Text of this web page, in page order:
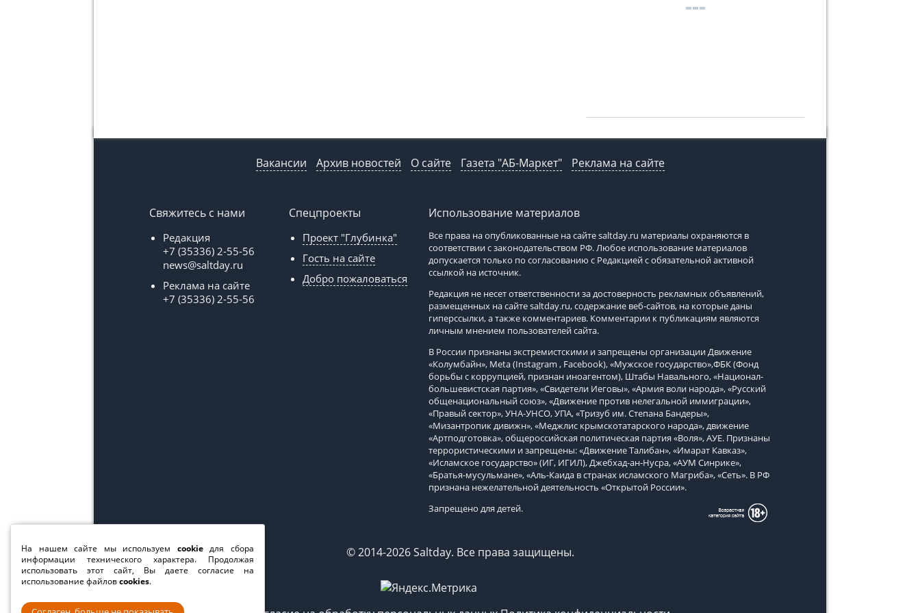
Вакансии Архив новостей О сайте Газета "АБ-Маркет" Реклама на сайте
Свяжитесь с нами
Редакция
+7 (35336) 2-55-56
news@saltday.ru
Реклама на сайте
+7 (35336) 2-55-56
Спецпроекты
Проект "Глубинка"
Гость на сайте
Добро пожаловаться
Использование материалов
Все права на опубликованные на сайтеsaltday.ru материалы охраняются в
соответствии с законодательством РФ. Любое использование материалов
допускается только по согласованию с Редакцией с обязательной активной
ссылкой на источник.
Редакция не несет ответственности за достоверность рекламных объявлений,
размещенных на сайтеsaltday.ru, содержание веб-сайтов, на которые даны
гиперссылки, а также комментариев. Комментарии к публикациям являются
личным мнением пользователей сайта.
В России признаны экстремистскими и запрещены организации Движение
«Колумбайн», Meta (Instagram , Facebook), «Мужское государство»,ФБК (Фонд
борьбы с коррупцией, признан иноагентом), Штабы Навального, «Национал-
большевистская партия», «Свидетели Иеговы», «Армия воли народа», «Русский
общенациональный союз», «Движение против нелегальной иммиграции»,
«Правый сектор», УНА-УНСО, УПА, «Тризуб им. Степана Бандеры»,
«Мизантропик дивижн», «Меджлис крымскотатарского народа», движение
«Артподготовка», общероссийская политическая партия «Воля», АУЕ. Признаны
террористическими и запрещены: «Движение Талибан», «Имарат Кавказ»,
«Исламское государство» (ИГ, ИГИЛ), Джебхад-ан-Нусра, «АУМ Синрике»,
«Братья-мусульмане», «Аль-Каида в странах исламского Магриба», «Сеть». В РФ
признана нежелательной деятельность «Открытой России».
Запрещено для детей.
© 2014-2026 Saltday. Все права защищены.
На нашем сайте мы используем cookieдля сбора
информации технического характера. Продолжая
использовать этот сайт, Вы даете согласие на
использование файловcookies.